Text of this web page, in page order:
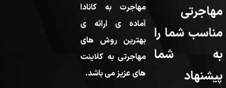
مهاجرتی
مناسب شما را
به شما
پیشنهاد
مهاجرت به کانادا
آماده ی ارائه ی
بهترین روش های
مهاجرتی به کلاینت
های عزیز می باشد.